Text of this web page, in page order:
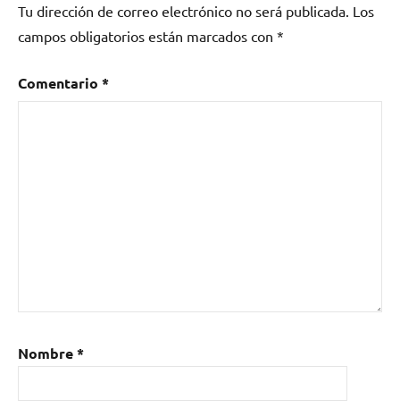
Tu dirección de correo electrónico no será publicada. Los
campos obligatorios están marcados con *
Comentario *
Nombre*